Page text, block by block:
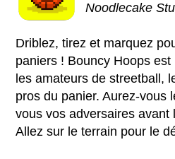
Noodlecake
Driblez, tirez et marquez
paniers ! Bouncy Hoops
les amateurs de streetball,
pros du panier. Aurez-vous
vous vos adversaires avant
Allez sur le terrain pour le